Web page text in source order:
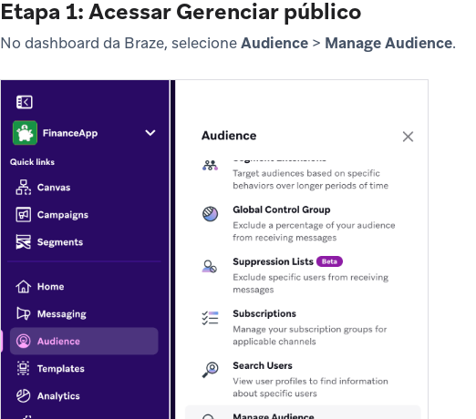
Etapa 1: Acessar Gerenciar público
No dashboard da Braze, selecioneAudience > Manage Audience.